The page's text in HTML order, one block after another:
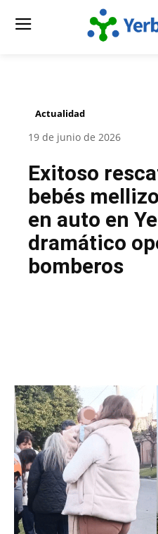
Actualidad
19 de junio de 2026
Exitoso
bebés
en auto en
dramático
bomberos